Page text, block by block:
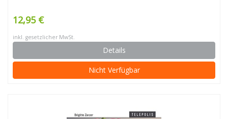
12,95 €
inkl. gesetzlicher MwSt.
Details
Nicht Verfügbar